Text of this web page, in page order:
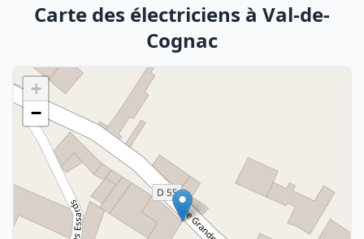
Carte des électriciens à Val-de-
Cognac
+
−